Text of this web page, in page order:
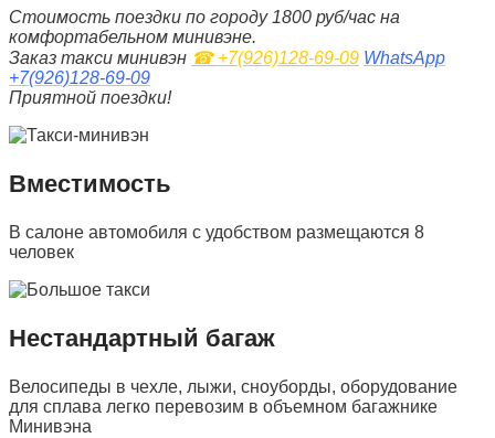
Стоимость поездки по городу 1800 руб/час на
комфортабельном минивэне.
Заказ такси минивэн ☎ +7(926)128-69-09 WhatsApp
+7(926)128-69-09
Приятной поездки!
Вместимость
В салоне автомобиля с удобством размещаются 8
человек
Нестандартный багаж
Велосипеды в чехле, лыжи, сноуборды, оборудование
для сплава легко перевозим в объемном багажнике
Минивэна